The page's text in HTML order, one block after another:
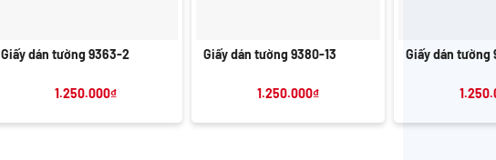
Giấy dán tường 9363-2
1.250.000₫
Giấy dán tường 9380-13
1.250.000₫
Giấy dán tường